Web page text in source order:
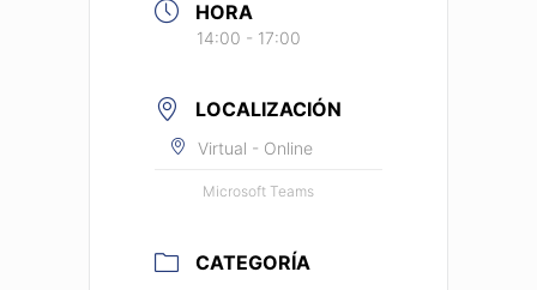
HORA
14:00 - 17:00
LOCALIZACIÓN
Virtual - Online
Microsoft Teams
CATEGORÍA